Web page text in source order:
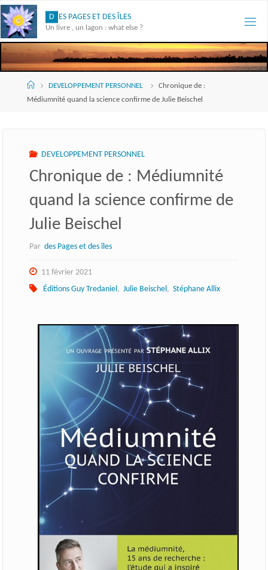
Skip
to
content
D ES PAGES ET DES ÎLES
Un livre , un lagon : what else ?
AccueilDEVELOPPEMENT PERSONNEL
Chronique de :
Médiumnité quand la science confirme de Julie Beischel
DEVELOPPEMENT PERSONNEL
Chronique de : Médiumnité
quand la science confirme de
Julie Beischel
Par des Pages et des îles
11 février 2021
Éditions Guy Tredaniel, Julie Beischel, Stéphane Allix